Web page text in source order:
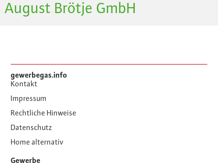
August Brötje GmbH
gewerbegas.info
Kontakt
Impressum
Rechtliche Hinweise
Datenschutz
Home alternativ
Gewerbe